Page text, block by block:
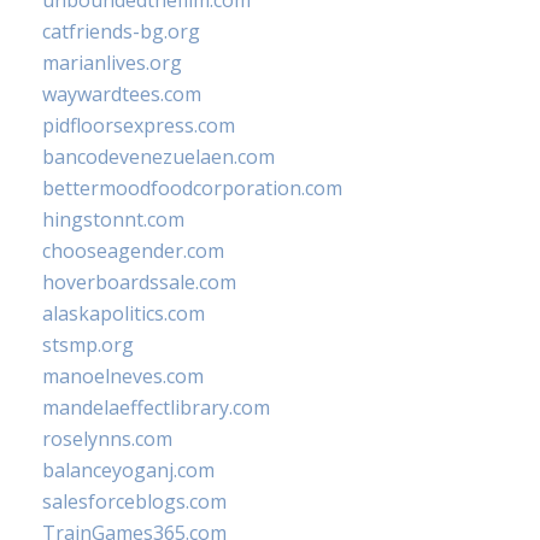
catfriends-bg.org
marianlives.org
waywardtees.com
pidfloorsexpress.com
bancodevenezuelaen.com
bettermoodfoodcorporation.com
hingstonnt.com
chooseagender.com
hoverboardssale.com
alaskapolitics.com
stsmp.org
manoelneves.com
mandelaeffectlibrary.com
roselynns.com
balanceyoganj.com
salesforceblogs.com
TrainGames365.com